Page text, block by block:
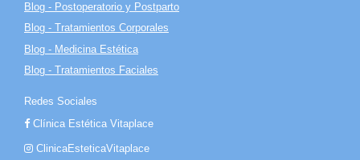
Blog - Postoperatorio y Postparto
Blog - Tratamientos Corporales
Blog - Medicina Estética
Blog - Tratamientos Faciales
Redes Sociales
Clínica Estética Vitaplace
ClinicaEsteticaVitaplace